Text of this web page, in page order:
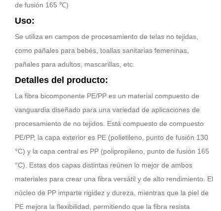
de fusión 165 ℃)
Uso:
Se utiliza en campos de procesamiento de telas no tejidas,
como pañales para bebés, toallas sanitarias femeninas,
pañales para adultos, mascarillas, etc.
Detalles del producto:
La fibra bicomponente PE/PP es un material compuesto de
vanguardia diseñado para una variedad de aplicaciones de
procesamiento de no tejidos. Está compuesto de compuesto
PE/PP, la capa exterior es PE (polietileno, punto de fusión 130
°C) y la capa central es PP (polipropileno, punto de fusión 165
°C). Estas dos capas distintas reúnen lo mejor de ambos
materiales para crear una fibra versátil y de alto rendimiento. El
núcleo de PP imparte rigidez y dureza, mientras que la piel de
PE mejora la flexibilidad, permitiendo que la fibra resista